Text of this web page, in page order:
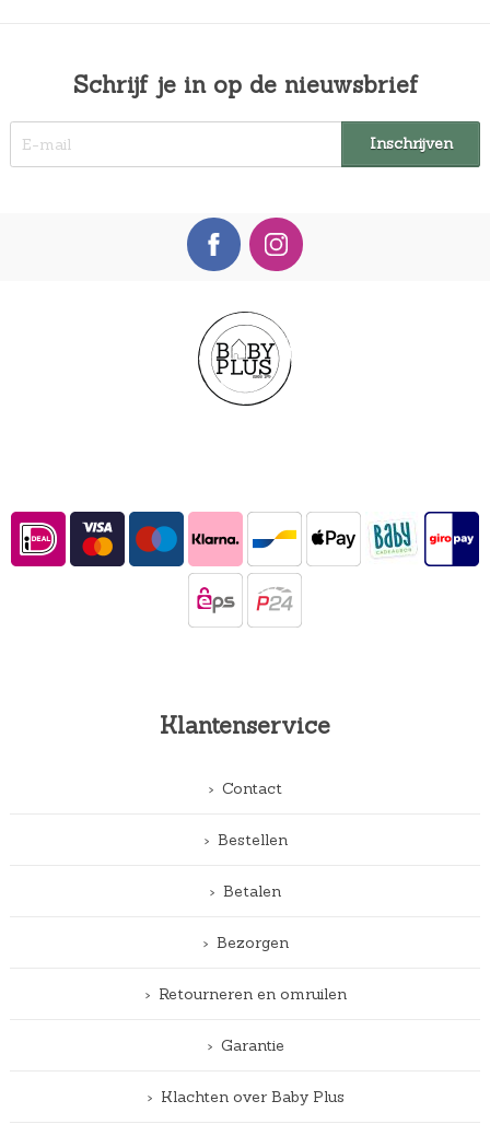
Schrijf je in op de nieuwsbrief
Klantenservice
Contact
Bestellen
Betalen
Bezorgen
Retourneren en omruilen
Garantie
Klachten over Baby Plus